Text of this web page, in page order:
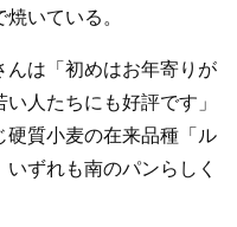
いている。
んは「初めはお年寄りが
人たちにも好評です」
硬質小麦の在来品種「ル
ずれも南のパンらしく